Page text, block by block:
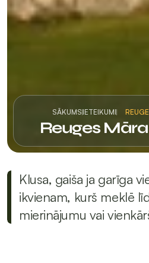
SĀKUMSIETEIKUMI
Reuges
Klusa, gaiša ja garīga
ikvienam, kurš meklē
mierinājumu vai